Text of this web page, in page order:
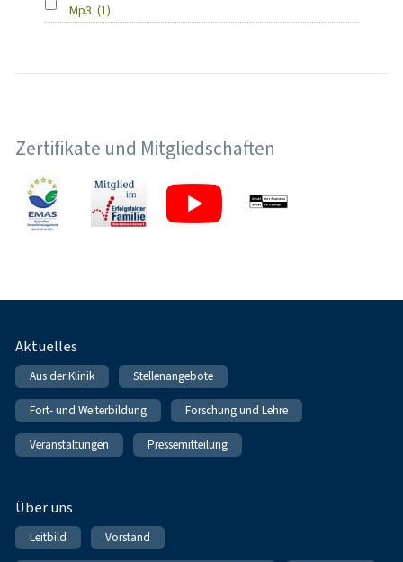
Mp3 (1)
Zertifikate und Mitgliedschaften
Fußnavigation
Aktuelles
Aus der Klinik Stellenangebote
Fort- und Weiterbildung Forschung und Lehre
Veranstaltungen Pressemitteilung
Über uns
Leitbild Vorstand